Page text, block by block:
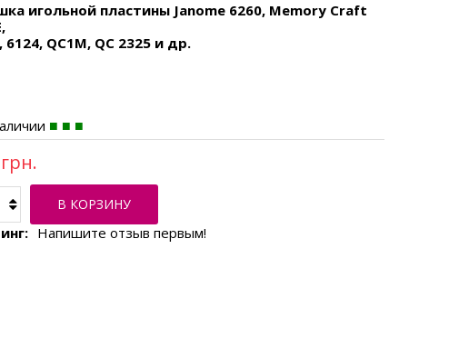
игольной пластины Janome 6260, Memory Craft
6124, QC1M, QC 2325 и др.
В КОРЗИНУ
Напишите отзыв первым!